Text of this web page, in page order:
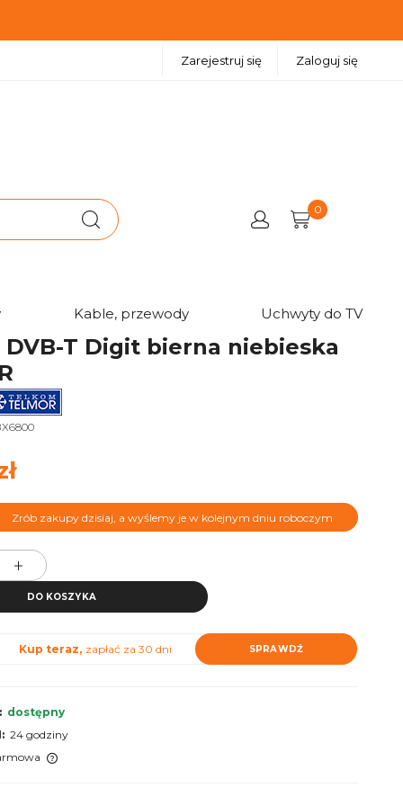
Zarejestruj się Zaloguj się
0
Kable, przewody Uchwyty do TV
TELMOR
T Digit bierna niebieska
Zrób zakupy dzisiaj, a wyślemy je w kolejnym dniu roboczym
DO KOSZYKA
Kup teraz, zapłać za 30 dni SPRAWDŹ
dostępny
24 godziny